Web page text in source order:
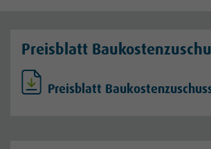
Preisblatt
Preisblatt